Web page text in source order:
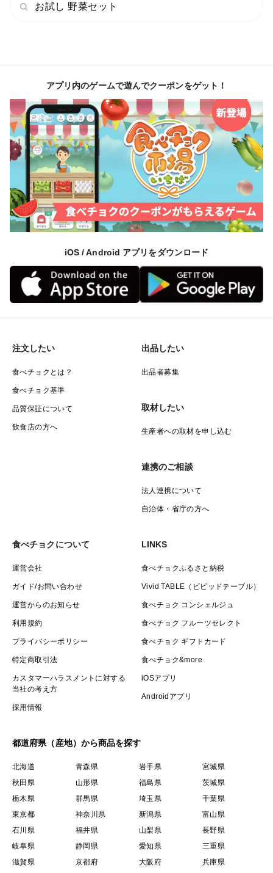
お試し 野菜セット
アプリ内のゲームで遊んでクーポンをゲット！
iOS / Android アプリをダウンロード
注文したい
食べチョクとは？
食べチョク基準
品質保証について
飲食店の方へ
出品したい
出品者募集
取材したい
生産者への取材を申し込む
連携のご相談
法人連携について
自治体・省庁の方へ
食べチョクについて
運営会社
ガイド/お問い合わせ
運営からのお知らせ
利用規約
プライバシーポリシー
特定商取引法
カスタマーハラスメントに対する
当社の考え方
採用情報
LINKS
食べチョクふるさと納税
Vivid TABLE（ビビッドテーブル）
食べチョク コンシェルジュ
食べチョク フルーツセレクト
食べチョク ギフトカード
食べチョク&more
iOSアプリ
Androidアプリ
都道府県（産地）から商品を探す
北海道 青森県 岩手県
宮城県
秋田県
山形県 福島県
茨城県
栃木県
群馬県 埼玉県
千葉県
東京都
神奈川県 新潟県
富山県
石川県
福井県 山梨県
長野県
岐阜県
静岡県 愛知県
三重県
滋賀県
京都府 大阪府 兵庫県